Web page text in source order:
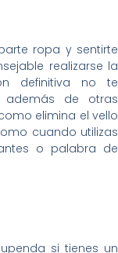
ropa y sentirte
realizarse la
definitiva no te
además de otras
elimina el vello
cuando utilizas
o palabra de
si tienes un